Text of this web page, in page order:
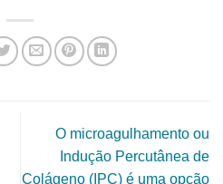
O microagulhamento ou
Indução Percutânea de
Colágeno (IPC) é uma opção